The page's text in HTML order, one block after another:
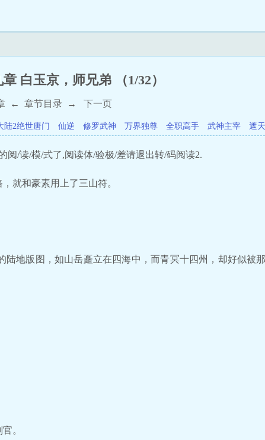
白玉京，师兄弟 （1/32）
← 章节目录 → 下一页
陆2绝世唐门 仙逆 修罗武神 万界独尊 全职高手 武神主宰 遮天
阅/读/模/式了,阅读体/验极/差请退出转/码阅读2.
就和豪素用上了三山符。
版图，如山岳矗立在四海中，而青冥十四州，却好似被
。